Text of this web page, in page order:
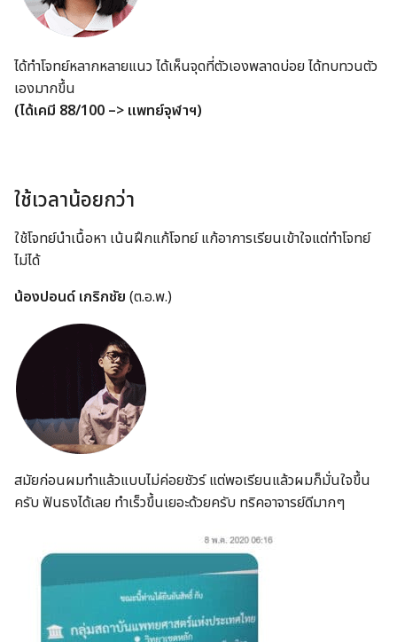
ได้ทำโจทย์หลากหลายแนว ได้เห็นจุดที่ตัวเองพลาดบ่อย ได้ทบทวนตัว
เองมากขึ้น
(ได้เคมี 88/100 –> แพทย์จุฬาฯ)
ใช้เวลาน้อยกว่า
ใช้โจทย์นำเนื้อหา เน้นฝึกแก้โจทย์ แก้อาการเรียนเข้าใจแต่ทำโจทย์
ไม่ได้
น้องปอนด์ เกริกชัย (ต.อ.พ.)
สมัยก่อนผมทำแล้วแบบไม่ค่อยชัวร์ แต่พอเรียนแล้วผมก็มั่นใจขึ้น
ครับ ฟันธงได้เลย ทำเร็วขึ้นเยอะด้วยครับ ทริคอาจารย์ดีมากๆ